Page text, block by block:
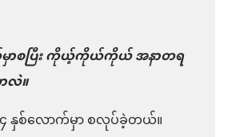
ပြီး ကိုယ့်ကိုယ်ကိုယ် အနာတရ
လဲ။
နှစ်လောက်မှာ စလုပ်ခဲ့တယ်။